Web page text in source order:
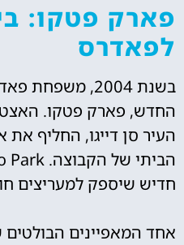
פארק פטקו:
לפאדרס
בשנת 2004,
החדש, פארק פטקו.
העיר סן דייגו, החליף את
חדיש שיספק למעריצים
אחד המאפיינים